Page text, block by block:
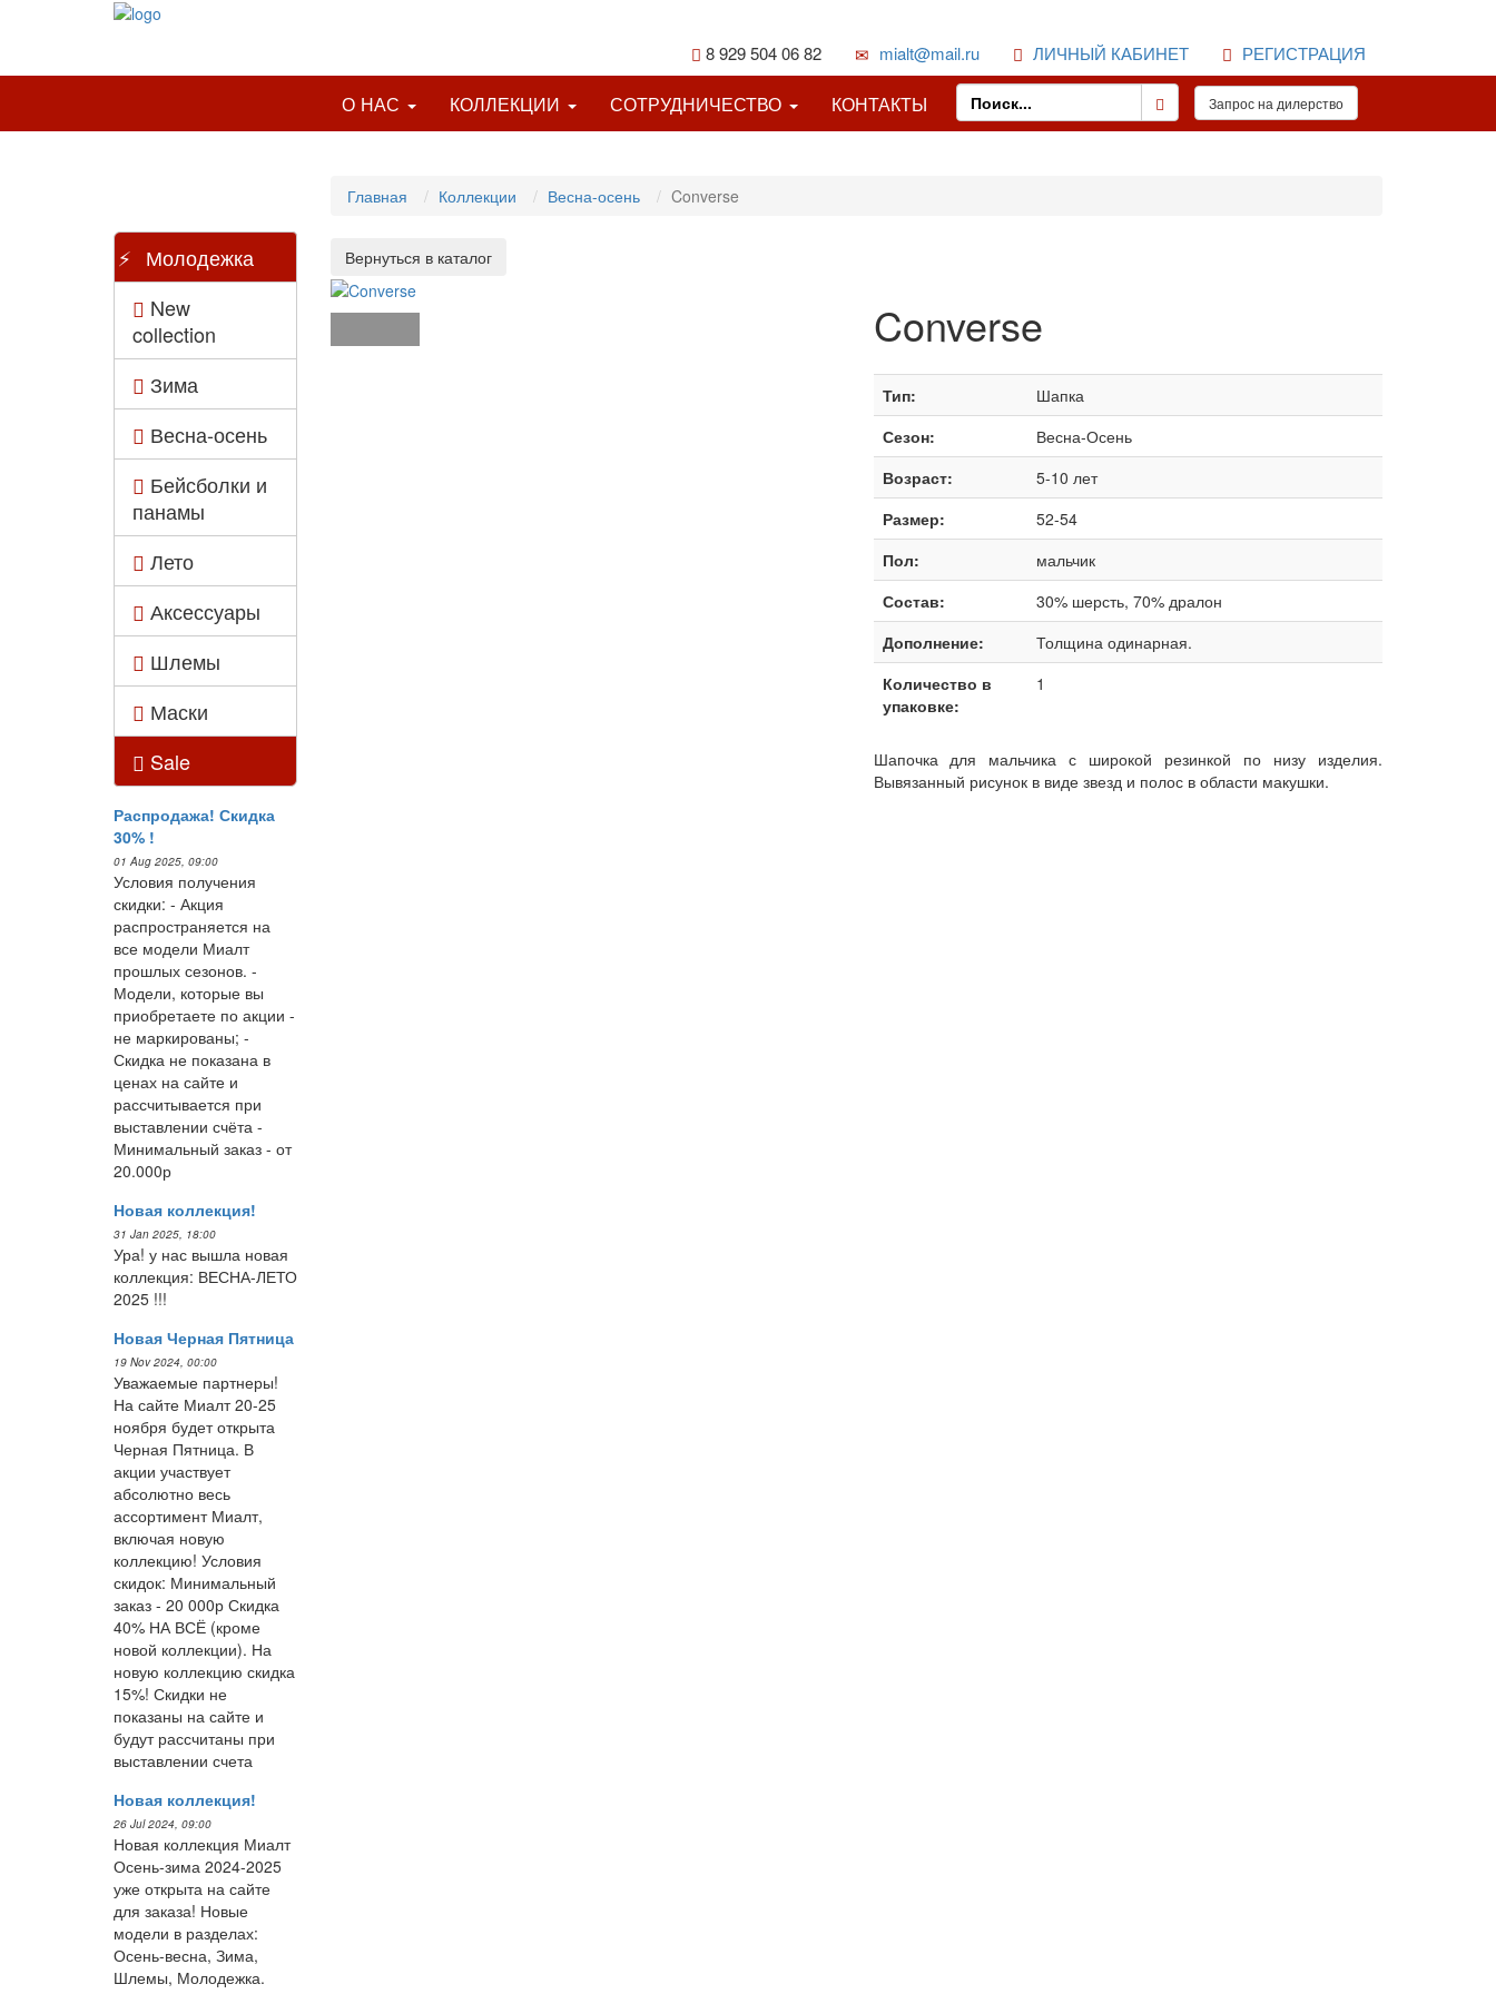
РЕГИСТРАЦИЯ
ЛИЧНЫЙ КАБИНЕТ
mialt@mail.ru
8 929 504 06 82
О НАС КОЛЛЕКЦИИ СОТРУДНИЧЕСТВО КОНТАКТЫ
Молодежка
New
collection
Зима
Весна-осень
Бейсболки и
панамы
Лето
Аксессуары
Шлемы
Маски
Sale
Распродажа! Скидка
30% !
01 Aug 2025, 09:00
Условия получения
скидки: - Акция
распространяется на
все модели Миалт
прошлых сезонов. -
Модели, которые вы
приобретаете по акции -
не маркированы; -
Скидка не показана в
ценах на сайте и
рассчитывается при
выставлении счёта -
Минимальный заказ - от
20.000р
Новая коллекция!
31 Jan 2025, 18:00
Ура! у нас вышла новая
коллекция: ВЕСНА-ЛЕТО
2025 !!!
Новая Черная Пятница
19 Nov 2024, 00:00
Уважаемые партнеры!
На сайте Миалт 20-25
ноября будет открыта
Черная Пятница. В
акции участвует
абсолютно весь
ассортимент Миалт,
включая новую
коллекцию! Условия
скидок: Минимальный
заказ - 20 000р Скидка
40% НА ВСЁ (кроме
новой коллекции). На
новую коллекцию скидка
15%! Скидки не
показаны на сайте и
будут рассчитаны при
выставлении счета
Новая коллекция!
26 Jul 2024, 09:00
Новая коллекция Миалт
Осень-зима 2024-2025
уже открыта на сайте
для заказа! Новые
модели в разделах:
Осень-весна, Зима,
Шлемы, Молодежка.
Главная Коллекции Весна-осень Converse
Converse
Тип:
Шапка
Сезон:
Весна-Осень
Возраст:
5-10 лет
Размер:
52-54
Пол:
мальчик
Состав:
30% шерсть, 70% дралон
Дополнение:
Толщина одинарная.
Количество в
упаковке:
1
Шапочка для мальчика с широкой резинкой по низу изделия.
Вывязанный рисунок в виде звезд и полос в области макушки.